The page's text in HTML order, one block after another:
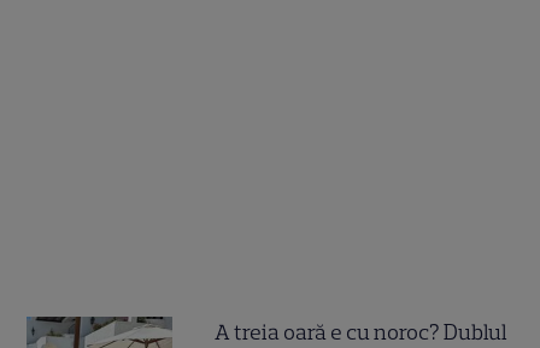
A treia oară e cu noroc? Dublul